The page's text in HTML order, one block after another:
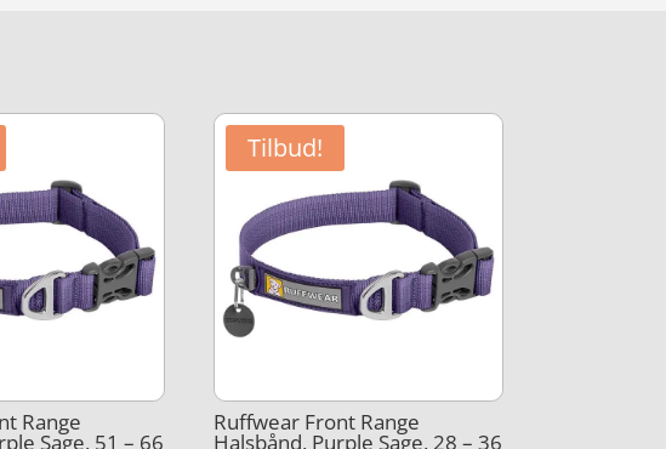
Range
Sage, 51 – 66
Tilbud!
Ruffwear Front Range
Halsbånd, Purple Sage, 28 – 36